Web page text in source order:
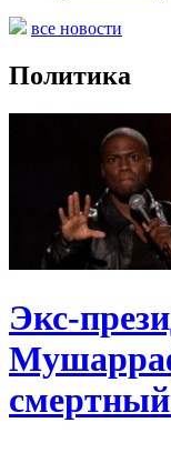
все новости
Политика
Экс-